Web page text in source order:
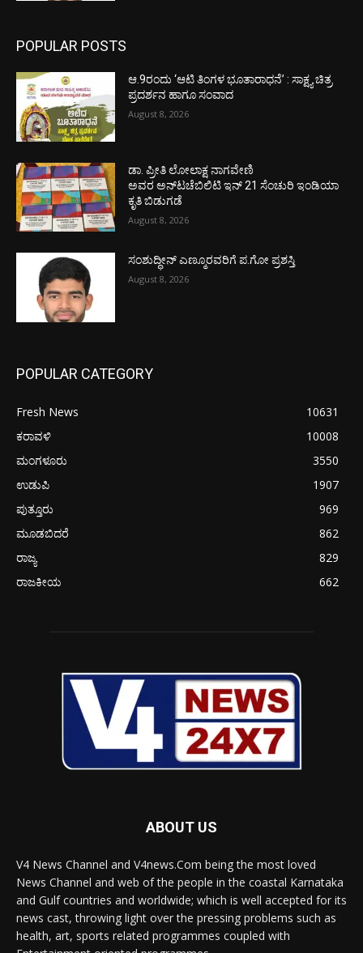
POPULAR POSTS
ಆ.9ರಂದು ‘ಆಟಿ ತಿಂಗಳ ಭೂತಾರಾಧನೆ’ : ಸಾಕ್ಷ್ಯ ಚಿತ್ರ
ಪ್ರದರ್ಶನ ಹಾಗೂ ಸಂವಾದ
August 8, 2026
ಡಾ. ಪ್ರೀತಿ ಲೋಲಾಕ್ಷ ನಾಗವೇಣಿ
ಅವರ ಅನ್‌ಟಚೆಬಿಲಿಟಿ ಇನ್ 21 ಸೆಂಚುರಿ ಇಂಡಿಯಾ
ಕೃತಿ ಬಿಡುಗಡೆ
August 8, 2026
ಸಂಶುದ್ಧೀನ್ ಎಣ್ಮೂರವರಿಗೆ ಪ.ಗೋ ಪ್ರಶಸ್ತಿ
August 8, 2026
POPULAR CATEGORY
Fresh News
10631
ಕರಾವಳಿ
10008
ಮಂಗಳೂರು
3550
ಉಡುಪಿ
1907
ಪುತ್ತೂರು
969
ಮೂಡಬಿದರೆ
862
ರಾಜ್ಯ
829
ರಾಜಕೀಯ
662
ABOUT US
V4 News Channel and V4news.Com being the most loved
News Channel and web of the people in the coastal Karnataka
and Gulf countries and worldwide; which is well accepted for its
news cast, throwing light over the pressing problems such as
health, art, sports related programmes coupled with